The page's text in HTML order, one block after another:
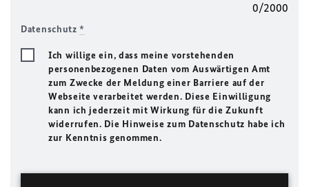
0/2000
Datenschutz*
Ich willige ein, dass meine vorstehenden
personenbezogenen Daten vom Auswärtigen Amt
zum Zwecke der Meldung einer Barriere auf der
Webseite verarbeitet werden. Diese Einwilligung
kann ich jederzeit mit Wirkung für die Zukunft
widerrufen. Die Hinweise zum Datenschutz habe ich
zur Kenntnis genommen.